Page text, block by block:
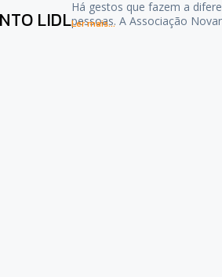
LIDL
Há gestos que fazem a
pessoas. A Associação
Ler mais...